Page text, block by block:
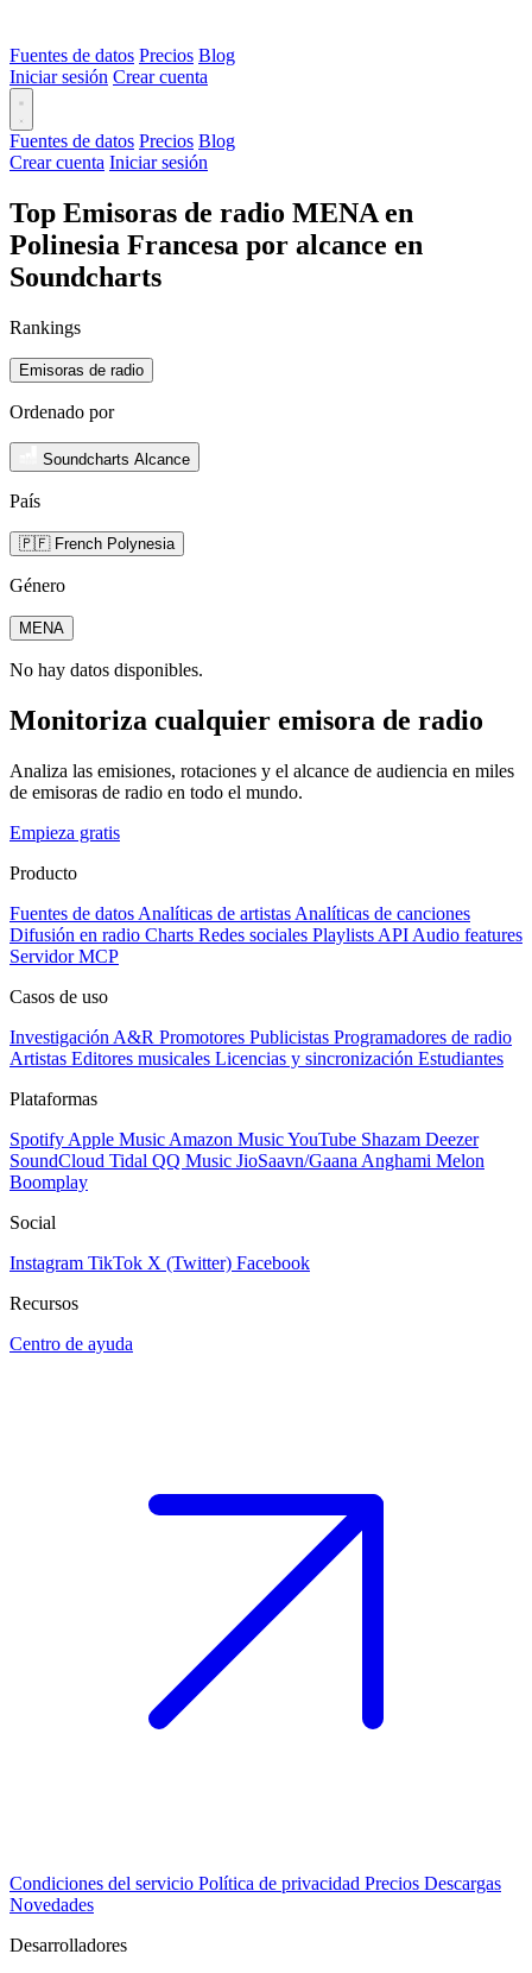
Fuentes de datos Precios Blog
Iniciar sesión Crear cuenta
Fuentes de datos Precios Blog
Crear cuenta Iniciar sesión
Top Emisoras de radio MENA en
Polinesia Francesa por alcance en
Soundcharts
Rankings
Emisoras de radio
Ordenado por
Soundcharts Alcance
País
🇵🇫 French Polynesia
Género
MENA
No hay datos disponibles.
Monitoriza cualquier emisora de radio
Analiza las emisiones, rotaciones y el alcance de audiencia en miles
de emisoras de radio en todo el mundo.
Empieza gratis
Producto
Fuentes de datos Analíticas de artistas Analíticas de canciones
Difusión en radio Charts Redes sociales Playlists API Audio features
Servidor MCP
Casos de uso
Investigación A&R Promotores Publicistas Programadores de radio
Artistas Editores musicales Licencias y sincronización Estudiantes
Plataformas
Spotify Apple Music Amazon MusicYouTube Shazam Deezer
SoundCloud Tidal QQ Music JioSaavn/Gaana Anghami Melon
Boomplay
Social
Instagram TikTok X (Twitter) Facebook
Recursos
Centro de ayuda
Condiciones del servicio Política de privacidad Precios Descargas
Novedades
Desarrolladores